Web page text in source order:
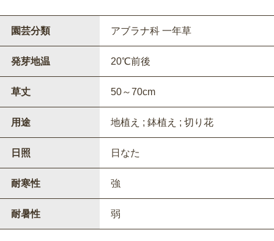
園芸分類 アブラナ科 一年草
発芽地温 20℃前後
草丈 50～70cm
用途 地植え ; 鉢植え ; 切り花
日照 日なた
耐寒性 強
耐暑性 弱